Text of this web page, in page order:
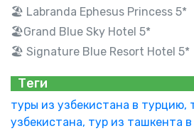
🏖 Labranda Ephesus Princess 5*
🏖Grand Blue Sky Hotel 5*
🏖 Signature Blue Resort Hotel 5*
Теги
туры из узбекистана в турцию,
узбекистана, тур из ташкента